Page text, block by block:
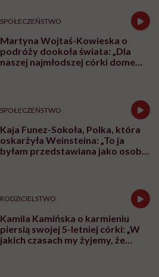
SPOŁECZEŃSTWO
Martyna Wojtaś-Kowieska o
podróży dookoła świata: „Dla
naszej najmłodszej córki domem
SPOŁECZEŃSTWO
Kaja Funez-Sokoła, Polka, która
oskarżyła Weinsteina: „To ja
byłam przedstawiana jako osoba,
RODZICIELSTWO
Kamila Kamińska o karmieniu
piersią swojej 5-letniej córki: „W
jakich czasach my żyjemy, że